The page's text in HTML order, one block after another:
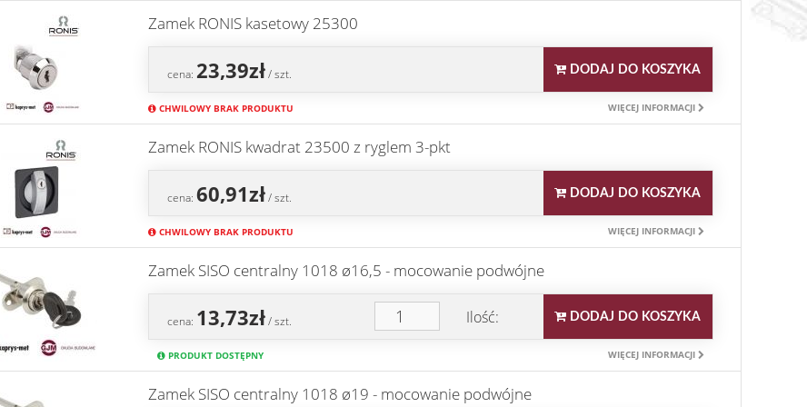
Zamek RONIS kasetowy 25300
cena: 23,39zł/ szt. DODAJ DO KOSZYKA
CHWILOWY BRAK PRODUKTU WIĘCEJ INFORMACJI
Zamek RONIS kwadrat 23500 z ryglem 3-pkt
cena: 60,91zł/ szt. DODAJ DO KOSZYKA
CHWILOWY BRAK PRODUKTU WIĘCEJ INFORMACJI
Zamek SISO centralny 1018 ø16,5 - mocowanie podwójne
cena: 13,73zł/ szt. Ilość: DODAJ DO KOSZYKA
PRODUKT DOSTĘPNY WIĘCEJ INFORMACJI
Zamek SISO centralny 1018 ø19 - mocowanie podwójne